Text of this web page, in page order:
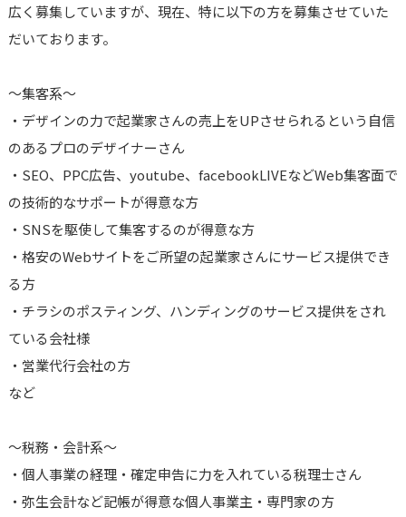
広く募集していますが、現在、特に以下の方を募集させていた
だいております。
～集客系～
・デザインの力で起業家さんの売上をUPさせられるという自信
のあるプロのデザイナーさん
・SEO、PPC広告、youtube、facebookLIVEなどWeb集客面で
の技術的なサポートが得意な方
・SNSを駆使して集客するのが得意な方
・格安のWebサイトをご所望の起業家さんにサービス提供でき
る方
・チラシのポスティング、ハンディングのサービス提供をされ
ている会社様
・営業代行会社の方
など
～税務・会計系～
・個人事業の経理・確定申告に力を入れている税理士さん
・弥生会計など記帳が得意な個人事業主・専門家の方